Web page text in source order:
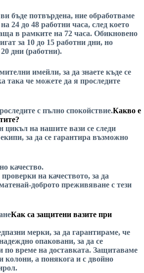
бъде потвърдена, ние обработваме
24 до 48 работни часа, след което
в рамките на 72 часа. Обикновено
за 10 до 15 работни дни, но
дни (работни).
имейли, за да знаете къде се
така че можете да я проследите
с пълно спокойствие.Какво е
цикъл на нашите вази се следи
за да се гарантира възможно
качество.
на качеството, за да
най-доброто преживяване с тези
Как са защитени вазите при
мерки, за да гарантираме, че
опаковани, за да се
по време на доставката. Защитаваме
колони, а понякога и с двойно